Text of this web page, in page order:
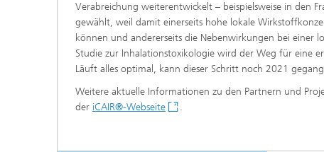
Verabreichung weiterentwickelt – beispielsweise in den
gewählt, weil damit einerseits hohe lokale
können und andererseits die Nebenwirkungen bei einer
Studie zur Inhalationstoxikologie wird der Weg für eine
Läuft alles optimal, kann dieser Schritt noch 2021
Weitere aktuelle Informationen zu den Partnern und
der iCAIR®-Webseite .